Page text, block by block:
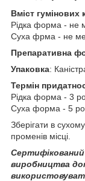
Вміст гумінових
Рідка форма - не
Суха фрма - не
Препаративна
Упаковка:
Термін
Рідка форма - 3
Суха форма - 5
Зберігати в
променів місці.
виробництва